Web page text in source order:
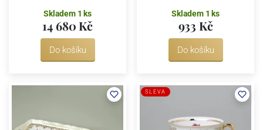
Skladem 1 ks
14 680 Kč
Do košíku
Skladem 1 ks
933 Kč
Do košíku
SLEVA